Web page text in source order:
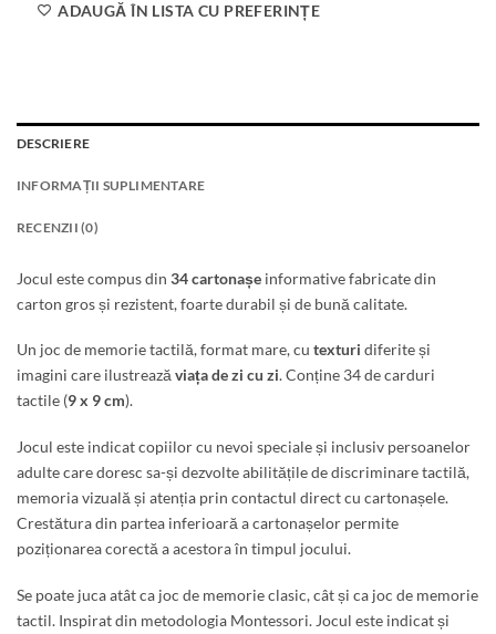
ADAUGĂ ÎN LISTA CU PREFERINȚE
DESCRIERE
INFORMAȚII SUPLIMENTARE
RECENZII (0)
Jocul este compus din 34 cartonașe informative fabricate din
carton gros și rezistent, foarte durabil și de bună calitate.
Un joc de memorie tactilă, format mare, cu texturi diferite și
imagini care ilustrează viața de zi cu zi. Conține 34 de carduri
tactile (9 x 9 cm).
Jocul este indicat copiilor cu nevoi speciale și inclusiv persoanelor
adulte care doresc sa-și dezvolte abilitățile de discriminare tactilă,
memoria vizuală și atenția prin contactul direct cu cartonașele.
Crestătura din partea inferioară a cartonașelor permite
poziționarea corectă a acestora în timpul jocului.
Se poate juca atât ca joc de memorie clasic, cât și ca joc de memorie
tactil. Inspirat din metodologia Montessori. Jocul este indicat și